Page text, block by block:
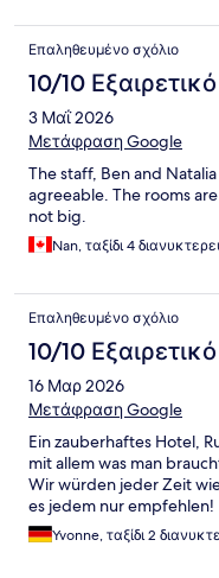
Επαληθευμένο σχόλιο
10/10 Εξαιρετικό
3 Μαΐ 2026
Μετάφραση Google
The staff, Ben and
agreeable. The rooms
not big.
Nan, ταξίδι 4
Επαληθευμένο σχόλιο
10/10 Εξαιρετικό
16 Μαρ 2026
Μετάφραση Google
Ein zauberhaftes Hotel,
mit allem was man
Wir würden jeder Zeit
es jedem nur empfehlen!
Yvonne, ταξίδι 2